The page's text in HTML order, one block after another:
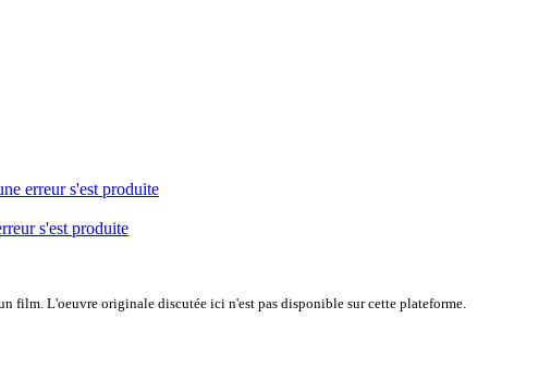
erreur s'est produite
s'est produite
film. L'oeuvre originale discutée ici n'est pas disponible sur cette plateforme.